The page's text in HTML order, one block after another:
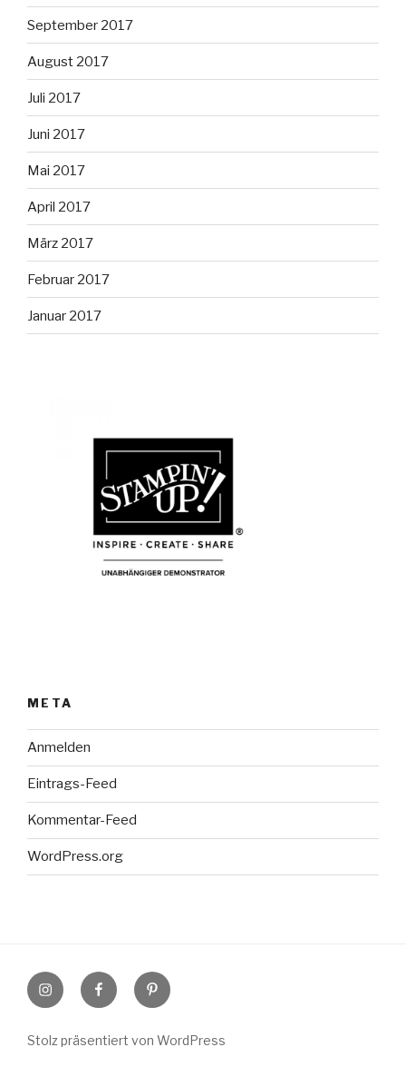
September 2017
August 2017
Juli 2017
Juni 2017
Mai 2017
April 2017
März 2017
Februar 2017
Januar 2017
META
Anmelden
Eintrags-Feed
Kommentar-Feed
WordPress.org
InstagramFacebookPinterest
Stolz präsentiert von WordPress